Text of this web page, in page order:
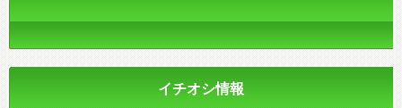
イチオシ情報